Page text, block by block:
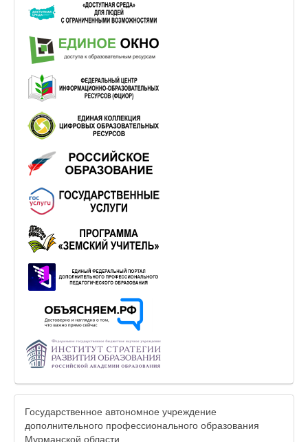
Государственное автономное учреждение
дополнительного профессионального образования
Мурманской области